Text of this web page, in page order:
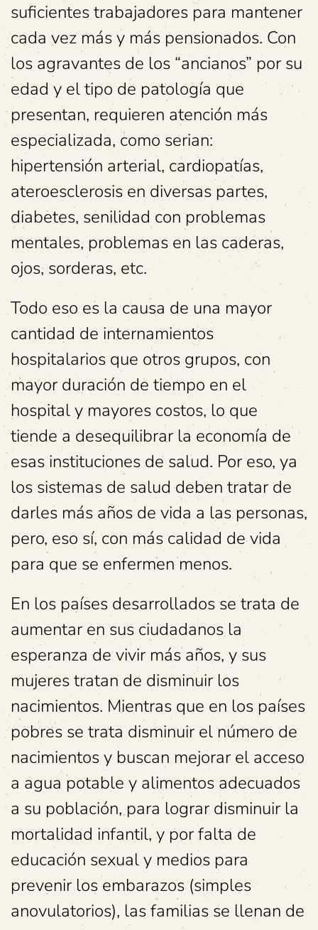
suficientes trabajadores para mantener
cada vez más y más pensionados. Con
los agravantes de los “ancianos” por su
edad y el tipo de patología que
presentan, requieren atención más
especializada, como serian:
hipertensión arterial, cardiopatías,
ateroesclerosis en diversas partes,
diabetes, senilidad con problemas
mentales, problemas en las caderas,
ojos, sorderas, etc.
Todo eso es la causa de una mayor
cantidad de internamientos
hospitalarios que otros grupos, con
mayor duración de tiempo en el
hospital y mayores costos, lo que
tiende a desequilibrar la economía de
esas instituciones de salud. Por eso, ya
los sistemas de salud deben tratar de
darles más años de vida a las personas,
pero, eso sí, con más calidad de vida
para que se enfermen menos.
En los países desarrollados se trata de
aumentar en sus ciudadanos la
esperanza de vivir más años, y sus
mujeres tratan de disminuir los
nacimientos. Mientras que en los países
pobres se trata disminuir el número de
nacimientos y buscan mejorar el acceso
a agua potable y alimentos adecuados
a su población, para lograr disminuir la
mortalidad infantil, y por falta de
educación sexual y medios para
prevenir los embarazos (simples
anovulatorios), las familias se llenan de